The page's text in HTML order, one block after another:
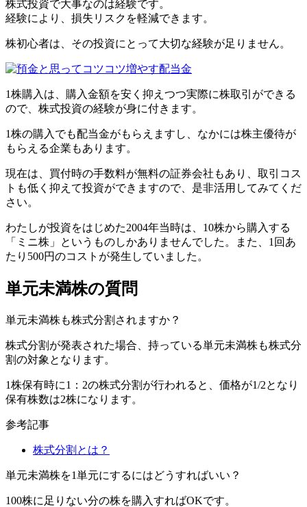
株式投資で大事なのは経験です。
経験により、 損失リスクを軽減できます。
株初心者は、その投資にとって大切な経験が足りません。
1株購入は、購入金額を安く抑えつつ実際に株取引ができる
ので、株式投資の経験が身に付きます。
1株の購入でも配当金がもらえますし、なかには株主優待が
もらえる企業もあります。
現在は、 買付時の手数料が無料の証券会社もあり、取引コス
トも低く抑えて投資ができますので、是非活用してみてくだ
さい。
わたしが投資をはじめた2004年当時は、10株から購入する
「ミニ株」というものしかありませんでした。また、1回あ
たり500円のコストが発生していました。
単元未満株の質問
単元未満株も株式分割されますか？
株式分割が発表された場合、持っている単元未満株も株式分
割の対象 となります。
1株保有時に1：2の株式分割が行われると、価格が1/2となり
保有株数は2株になります。
参考記事
株式分割とは？
単元未満株を1単元にするにはどうすればいい？
100株に足りない分の株を購入すればOKです。